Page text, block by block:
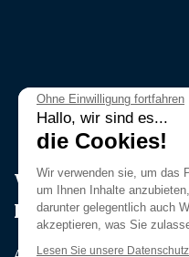
Werden Sie
Pri̇vi̇lege Club
Ohne Einwilligung fortfahren
Hallo, wir sind es...
die Cookies!
Wir verwenden sie, um das
um Ihnen Inhalte
darunter gelegentlich auch
akzeptieren, was Sie
Lesen Sie unsere